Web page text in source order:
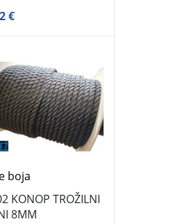
€
boja
KONOP TROŽILNI
8MM